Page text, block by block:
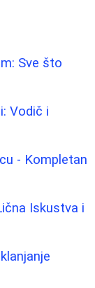
Sve što
Vodič i
- Kompletan
Iskustva i